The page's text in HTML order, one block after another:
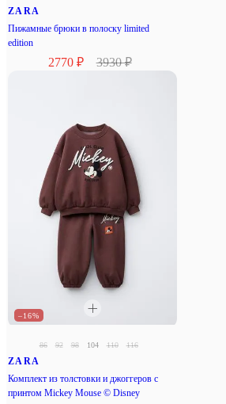
ZARA
Пижамные брюки в полоску limited
edition
2770 ₽ 3930 ₽
–16%
86 92 98 104 110 116
ZARA
Комплект из толстовки и джоггеров с
принтом Mickey Mouse © Disney